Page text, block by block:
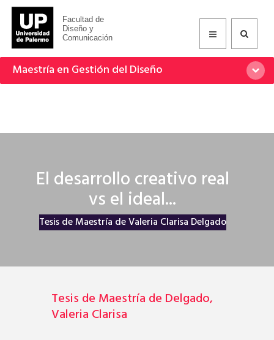
Facultad de
Diseño y
Comunicación
Maestría en Gestión del Diseño
El desarrollo creativo real
vs el ideal...
Tesis de Maestría de Valeria Clarisa Delgado
Tesis de Maestría de Delgado,
Valeria Clarisa